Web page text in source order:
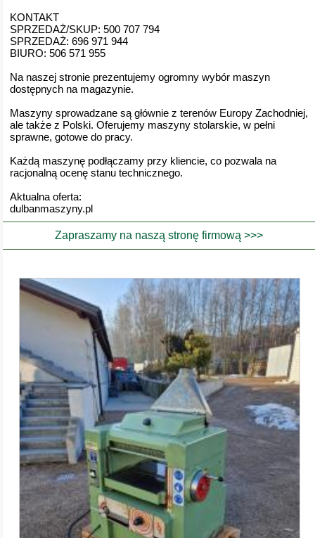
KONTAKT
SPRZEDAŻ/SKUP: 500 707 794
SPRZEDAŻ: 696 971 944
BIURO: 506 571 955
Na naszej stronie prezentujemy ogromny wybór maszyn
dostępnych na magazynie.
Maszyny sprowadzane są głównie z terenów Europy Zachodniej,
ale także z Polski. Oferujemy maszyny stolarskie, w pełni
sprawne, gotowe do pracy.
Każdą maszynę podłączamy przy kliencie, co pozwala na
racjonalną ocenę stanu technicznego.
Aktualna oferta:
dulbanmaszyny.pl
Zapraszamy na naszą stronę firmową >>>